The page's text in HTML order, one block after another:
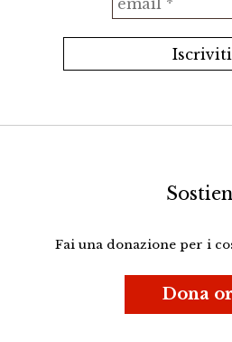
Fai una donazione per i
Dona